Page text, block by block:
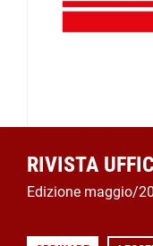
RIVISTA
Edizione maggio/